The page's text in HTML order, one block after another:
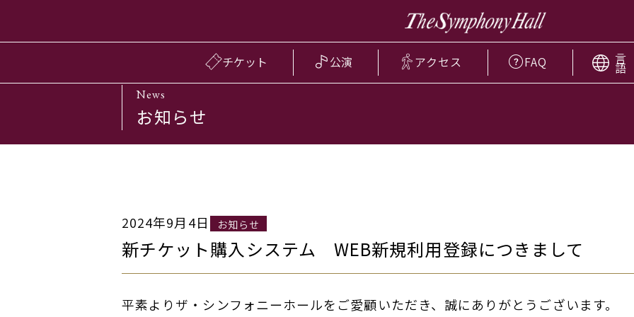
チケット 公演 アクセス FAQ 言
語
News
お知らせ
2024年9月4日 お知らせ
新チケット購入システム WEB新規利用登録につきまして
平素よりザ・シンフォニーホールをご愛顧いただき、誠にありがとうございます。